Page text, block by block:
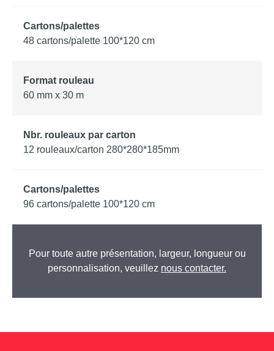
48 cartons/palette 100*120 cm
60 mm x 30 m
12 rouleaux/carton 280*280*185mm
96 cartons/palette 100*120 cm
Pour toute autre présentation, largeur, longueur ou
personnalisation, veuillez nous contacter.